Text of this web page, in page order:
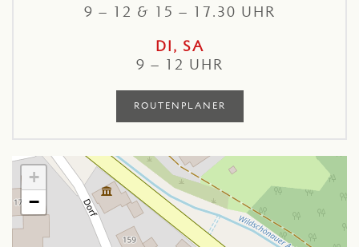
9 – 12 & 15 – 17.30 UHR
DI, SA
9 – 12 UHR
ROUTENPLANER
+
−